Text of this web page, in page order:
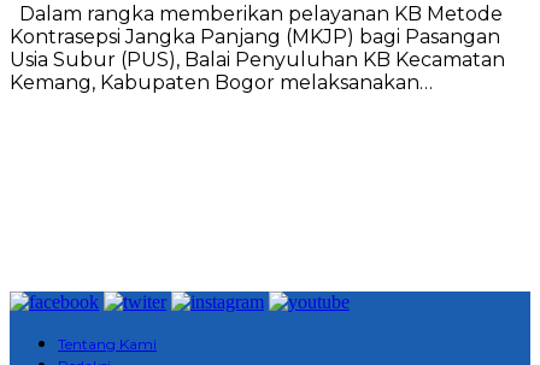
Dalam rangka memberikan pelayanan KB Metode
Kontrasepsi Jangka Panjang (MKJP) bagi Pasangan
Usia Subur (PUS), Balai Penyuluhan KB Kecamatan
Kemang, Kabupaten Bogor melaksanakan…
Tentang Kami